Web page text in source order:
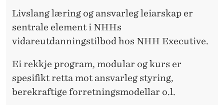
Livslang læring og ansvarleg leiarskap er
sentrale element i NHHs
vidareutdanningstilbod hos NHH Executive.
Ei rekkje program, modular og kurs er
spesifikt retta mot ansvarleg styring,
berekraftige forretningsmodellar o.l.